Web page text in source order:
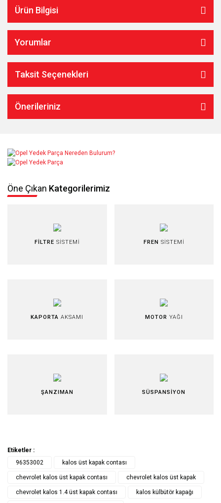
Ürün Bilgisi
Yorumlar
Taksit Seçenekleri
Önerileriniz
Öne Çıkan Kategorilerimiz
FİLTRE SİSTEMİ FREN SİSTEMİ
KAPORTA AKSAMI MOTOR YAĞI
ŞANZIMAN SÜSPANSİYON
Etiketler :
96353002
kalos üst kapak contası
chevrolet kalos üst kapak contası chevrolet kalos üst kapak
chevrolet kalos 1.4 üst kapak contası kalos külbütör kapağı